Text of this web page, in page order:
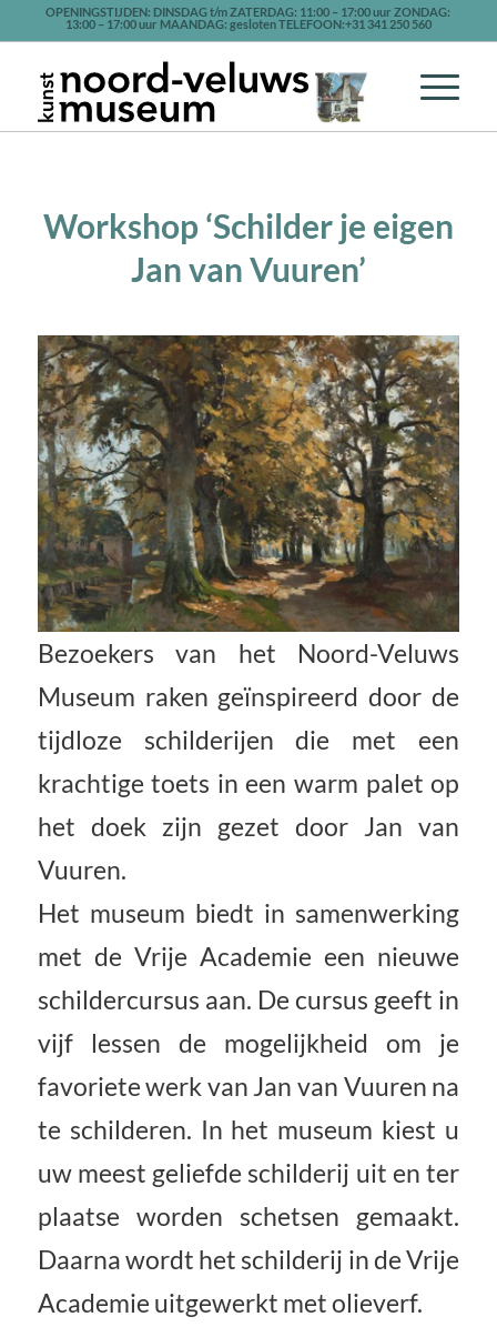
OPENINGSTIJDEN: DINSDAG t/m ZATERDAG: 11:00 – 17:00 uur ZONDAG:
13:00 – 17:00 uur MAANDAG: gesloten TELEFOON:+31 341 250 560
Workshop ‘Schilder je eigen
Jan van Vuuren’
Bezoekers van het Noord-Veluws
Museum raken geïnspireerd door de
tijdloze schilderijen die met een
krachtige toets in een warm palet op
het doek zijn gezet door Jan van
Vuuren.
Het museum biedt in samenwerking
met de Vrije Academie een nieuwe
schildercursus aan. De cursus geeft in
vijf lessen de mogelijkheid om je
favoriete werk van Jan van Vuuren na
te schilderen. In het museum kiest u
uw meest geliefde schilderij uit en ter
plaatse worden schetsen gemaakt.
Daarna wordt het schilderij in de Vrije
Academie uitgewerkt met olieverf.